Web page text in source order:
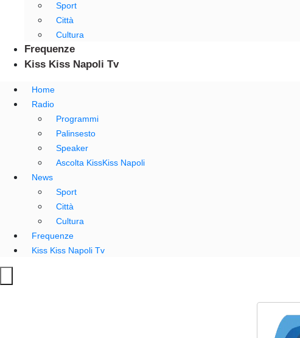
Sport
Città
Cultura
Frequenze
Kiss Kiss Napoli Tv
Home
Radio
Programmi
Palinsesto
Speaker
Ascolta KissKiss Napoli
News
Sport
Città
Cultura
Frequenze
Kiss Kiss Napoli Tv